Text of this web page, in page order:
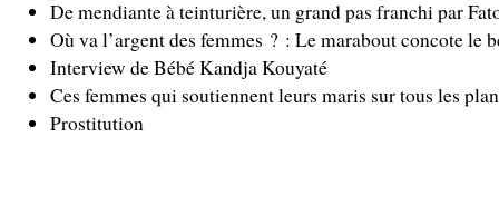
De mendiante à teinturière, un grand pas franchi par
Où va l’argent des femmes ? : Le marabout concote le
Interview de Bébé Kandja Kouyaté
Ces femmes qui soutiennent leurs maris sur tous les
Prostitution